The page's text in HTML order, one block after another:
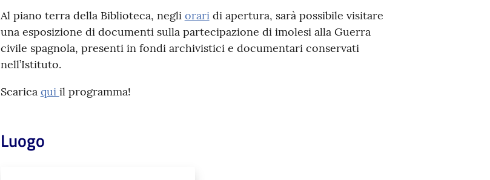
Al piano terra della Biblioteca, negli oraridi apertura, sarà possibile visitare
una esposizione di documenti sulla partecipazione di imolesi alla Guerra
civile spagnola, presenti in fondi archivistici e documentari conservati
nell’Istituto.
Scarica qui il programma!
Luogo